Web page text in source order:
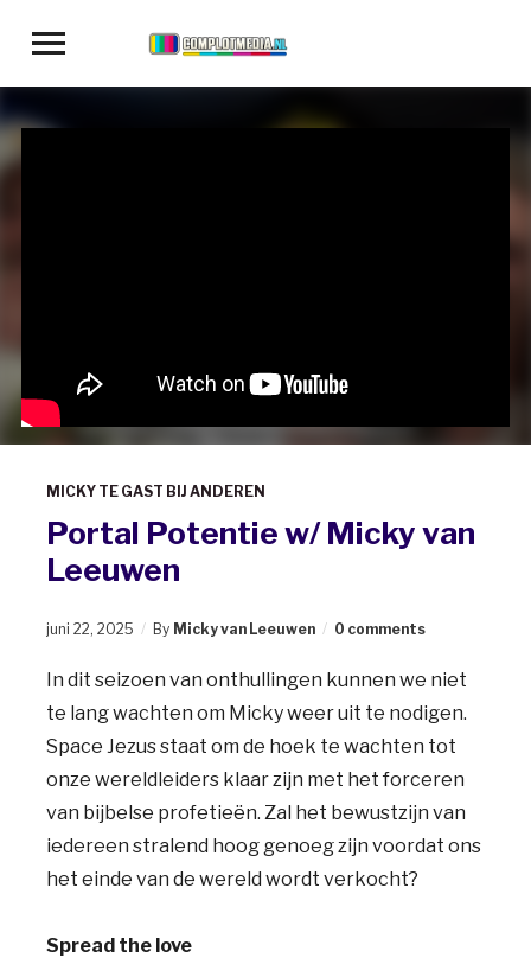
Toggle
navigation
MICKY TE GAST BIJ ANDEREN
Portal Potentie w/ Micky van
Leeuwen
juni 22, 2025 By Micky van Leeuwen 0 comments
In dit seizoen van onthullingen kunnen we niet
te lang wachten om Micky weer uit te nodigen.
Space Jezus staat om de hoek te wachten tot
onze wereldleiders klaar zijn met het forceren
van bijbelse profetieën. Zal het bewustzijn van
iedereen stralend hoog genoeg zijn voordat ons
het einde van de wereld wordt verkocht?
Spread the love